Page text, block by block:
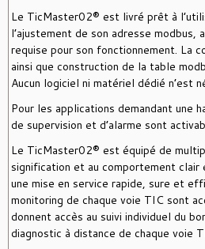
Le TicMaster02® est livré prêt à
l’ajustement de son adresse modbus,
requise pour son fonctionnement. La
ainsi que construction de la table
Aucun logiciel ni matériel dédié n’est
Pour les applications demandant une
de supervision et d’alarme sont
Le TicMaster02® est équipé de
signification et au comportement
une mise en service rapide, sure et
monitoring de chaque voie TIC sont
donnent accès au suivi individuel du
diagnostic à distance de chaque voie